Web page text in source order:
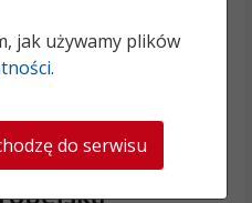
jak używamy plików
.
do serwisu